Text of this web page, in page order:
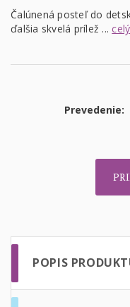
Čalúnená posteľ do
ďalšia skvelá prílež ...
Prevedenie:
POPIS